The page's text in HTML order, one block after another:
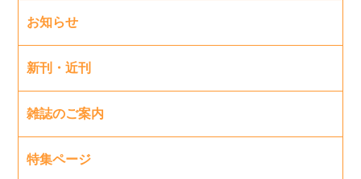
お知らせ
新刊・近刊
雑誌のご案内
特集ページ